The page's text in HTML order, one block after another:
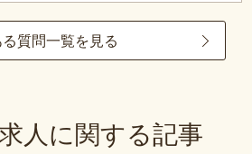
る質問一覧を見る
人に関する記事